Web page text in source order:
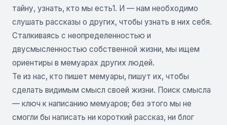
тайну, узнать, кто мы есть1. И — нам необходимо
слушать рассказы о других, чтобы узнать в них себя.
Сталкиваясь с неопределенностью и
двусмысленностью собственной жизни, мы ищем
ориентиры в мемуарах других людей.
Те из нас, кто пишет мемуары, пишут их, чтобы
сделать видимым смысл своей жизни. Поиск смысла
— ключ к написанию мемуаров; без этого мы не
смогли бы написать ни короткий рассказ, ни блог